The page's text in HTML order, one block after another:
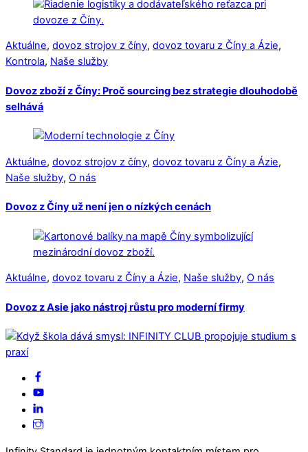
Aktuálne, dovoz strojov z číny, dovoz tovaru z Číny a Ázie,
Kontrola, Naše služby
Dovoz zboží z Číny: Proč sourcing bez strategie dlouhodobě
selhává
Aktuálne, dovoz strojov z číny, dovoz tovaru z Číny a Ázie,
Naše služby, O nás
Dovoz z Číny už není jen o nízkých cenách
Aktuálne, dovoz tovaru z Číny a Ázie, Naše služby, O nás
Dovoz z Asie jako nástroj růstu pro moderní firmy